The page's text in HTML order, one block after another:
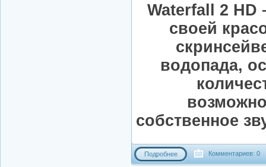
Waterfall 2 HD
своей
водопада,
собственное
Подробнее Комментариев: 0